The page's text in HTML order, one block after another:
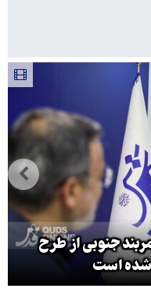
جنوبی از طرح
است